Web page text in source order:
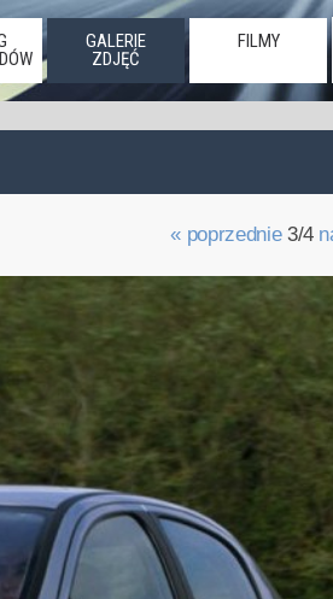
GALERIE
ZDJĘĆ
FILMY
« poprzednie3/4